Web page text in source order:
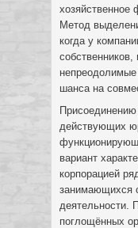
хозяйственное
Метод
когда у
шанса на
действующих
вариант
корпорацией
занимающихся
деятельности.
поглощённых